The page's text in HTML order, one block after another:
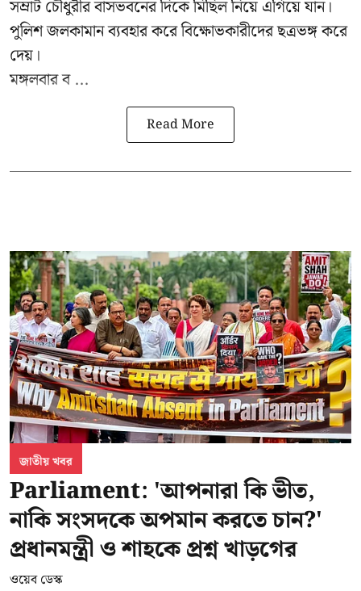
সম্রাট চৌধুরীর বাসভবনের দিকে মিছিল নিয়ে এগিয়ে যান।
পুলিশ জলকামান ব্যবহার করে বিক্ষোভকারীদের ছত্রভঙ্গ করে
দেয়।
মঙ্গলবার ব ...
Read More
জাতীয় খবর
Parliament: 'আপনারা কি ভীত,
নাকি সংসদকে অপমান করতে চান?'
প্রধানমন্ত্রী ও শাহকে প্রশ্ন খাড়গের
ওয়েব ডেস্ক